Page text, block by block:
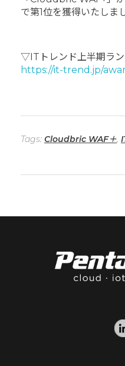
で第1位を獲得いたしま
▽ITトレンド上半期ラ
https://it-trend.jp/
Tags: Cloudbric WAF＋,